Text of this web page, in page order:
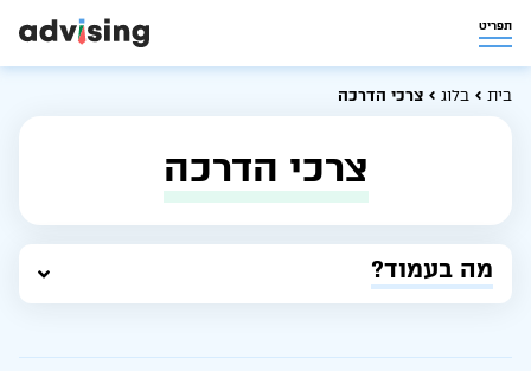
תפריט
בית בלוג צרכי הדרכה
צרכי הדרכה
מה בעמוד?